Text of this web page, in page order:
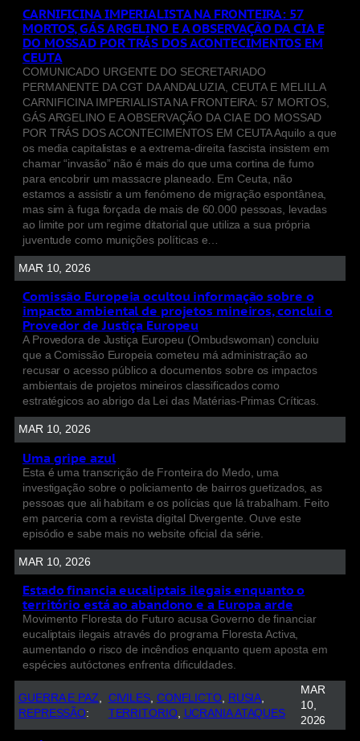
CARNIFICINA IMPERIALISTA NA FRONTEIRA: 57
MORTOS, GÁS ARGELINO E A OBSERVAÇÃO DA CIA E
DO MOSSAD POR TRÁS DOS ACONTECIMENTOS EM
CEUTA
COMUNICADO URGENTE DO SECRETARIADO
PERMANENTE DA CGT DA ANDALUZIA, CEUTA E MELILLA
CARNIFICINA IMPERIALISTA NA FRONTEIRA: 57 MORTOS,
GÁS ARGELINO E A OBSERVAÇÃO DA CIA E DO MOSSAD
POR TRÁS DOS ACONTECIMENTOS EM CEUTA Aquilo a que
os media capitalistas e a extrema-direita fascista insistem em
chamar “invasão” não é mais do que uma cortina de fumo
para encobrir um massacre planeado. Em Ceuta, não
estamos a assistir a um fenómeno de migração espontânea,
mas sim à fuga forçada de mais de 60.000 pessoas, levadas
ao limite por um regime ditatorial que utiliza a sua própria
juventude como munições políticas e…
MAR 10, 2026
Comissão Europeia ocultou informação sobre o
impacto ambiental de projetos mineiros, conclui o
Provedor de Justiça Europeu
A Provedora de Justiça Europeu (Ombudswoman) concluiu
que a Comissão Europeia cometeu má administração ao
recusar o acesso público a documentos sobre os impactos
ambientais de projetos mineiros classificados como
estratégicos ao abrigo da Lei das Matérias-Primas Críticas.
MAR 10, 2026
Uma gripe azul
Esta é uma transcrição de Fronteira do Medo, uma
investigação sobre o policiamento de bairros guetizados, as
pessoas que ali habitam e os polícias que lá trabalham. Feito
em parceria com a revista digital Divergente. Ouve este
episódio e sabe mais no website oficial da série.
MAR 10, 2026
Estado financia eucaliptais ilegais enquanto o
território está ao abandono e a Europa arde
Movimento Floresta do Futuro acusa Governo de financiar
eucaliptais ilegais através do programa Floresta Activa,
aumentando o risco de incêndios enquanto quem aposta em
espécies autóctones enfrenta dificuldades.
GUERRA E PAZ
REPRESSÃO:
CIVILES CONFLICTO, RUSIA
TERRITORIO, UCRANIA ATAQUES
MAR
10,
2026